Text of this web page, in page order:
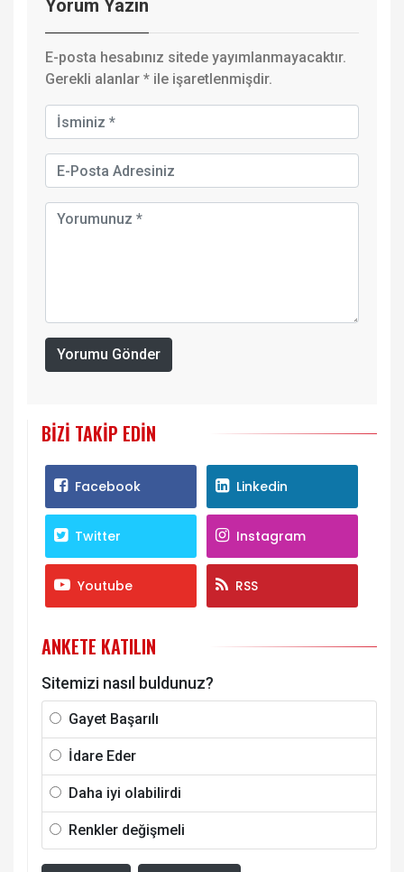
Yorum Yazın
E-posta hesabınız sitede yayımlanmayacaktır.
Gerekli alanlar * ile işaretlenmişdir.
Yorumu Gönder
BIZI TAKIP EDIN
Facebook Linkedin
Twitter Instagram
Youtube RSS
ANKETE KATILIN
Sitemizi nasıl buldunuz?
Gayet Başarılı
İdare Eder
Daha iyi olabilirdi
Renkler değişmeli